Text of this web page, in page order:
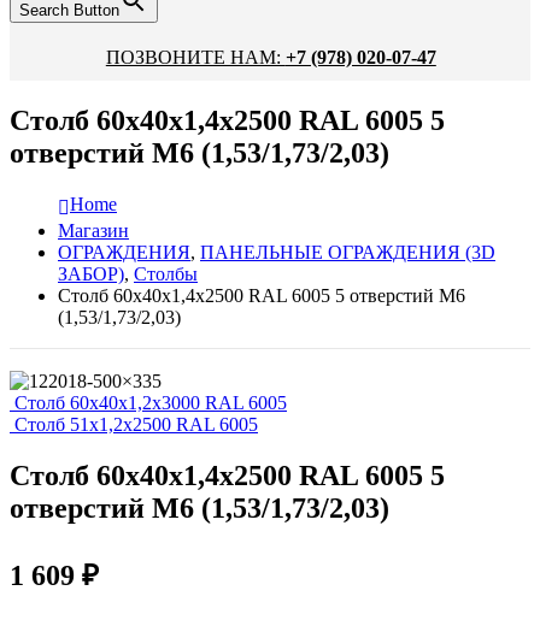
Search Button
ПОЗВОНИТЕ НАМ: +7 (978) 020-07-47
Столб 60х40х1,4х2500 RAL 6005 5
отверстий М6 (1,53/1,73/2,03)
Home
Магазин
ОГРАЖДЕНИЯ, ПАНЕЛЬНЫЕ ОГРАЖДЕНИЯ (3D
ЗАБОР), Столбы
Столб 60х40х1,4х2500 RAL 6005 5 отверстий М6
(1,53/1,73/2,03)
Столб 60х40х1,2х3000 RAL 6005
Столб 51х1,2х2500 RAL 6005
Столб 60х40х1,4х2500 RAL 6005 5
отверстий М6 (1,53/1,73/2,03)
1 609 ₽